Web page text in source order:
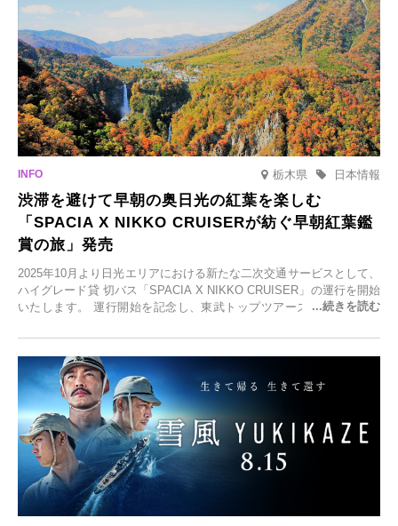
栃木県 日本情報
渋滞を避けて早朝の奥日光の紅葉を楽しむ
「SPACIA X NIKKO CRUISERが紡ぐ早朝紅葉鑑
賞の旅」発売
2025年10月より日光エリアにおける新たな二次交通サービスとして、
ハイグレード貸 切バス「SPACIA X NIKKO CRUISER」の運行を開始
いたします。 運行開始を記念し、東武トップツアーズ株式会社では
2025年9月12日(金)より発売いたします。